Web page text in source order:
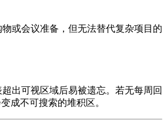
或会议准备，但无法替代复杂项目的
出可视区域后易被遗忘。若无每周回
成不可搜索的堆积区。